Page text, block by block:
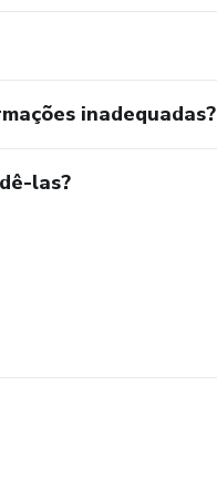
inadequadas?
las?